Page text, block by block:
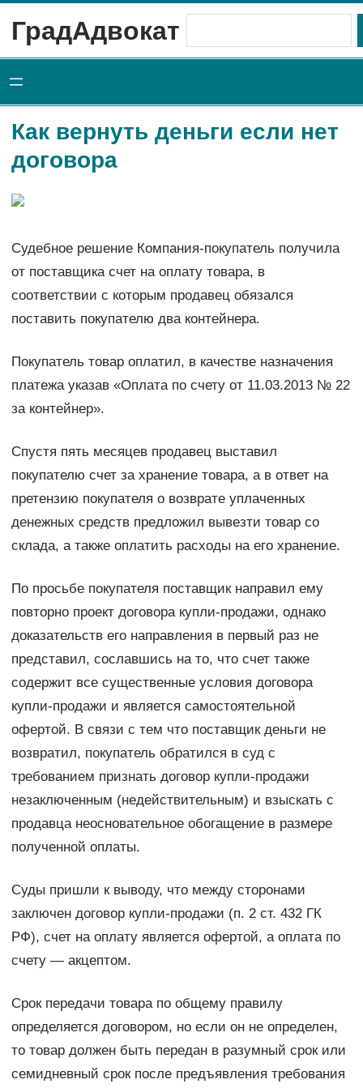
содержимому
ГрадАдвокат
Как вернуть деньги если нет
договора
Судебное решение Компания-покупатель получила
от поставщика счет на оплату товара, в
соответствии с которым продавец обязался
поставить покупателю два контейнера.
Покупатель товар оплатил, в качестве назначения
платежа указав «Оплата по счету от 11.03.2013 № 22
за контейнер».
Спустя пять месяцев продавец выставил
покупателю счет за хранение товара, а в ответ на
претензию покупателя о возврате уплаченных
денежных средств предложил вывезти товар со
склада, а также оплатить расходы на его хранение.
По просьбе покупателя поставщик направил ему
повторно проект договора купли-продажи, однако
доказательств его направления в первый раз не
представил, сославшись на то, что счет также
содержит все существенные условия договора
купли-продажи и является самостоятельной
офертой. В связи с тем что поставщик деньги не
возвратил, покупатель обратился в суд с
требованием признать договор купли-продажи
незаключенным (недействительным) и взыскать с
продавца неосновательное обогащение в размере
полученной оплаты.
Суды пришли к выводу, что между сторонами
заключен договор купли-продажи (п. 2 ст. 432 ГК
РФ), счет на оплату является офертой, а оплата по
счету — акцептом.
Срок передачи товара по общему правилу
определяется договором, но если он не определен,
то товар должен быть передан в разумный срок или
семидневный срок после предъявления требования